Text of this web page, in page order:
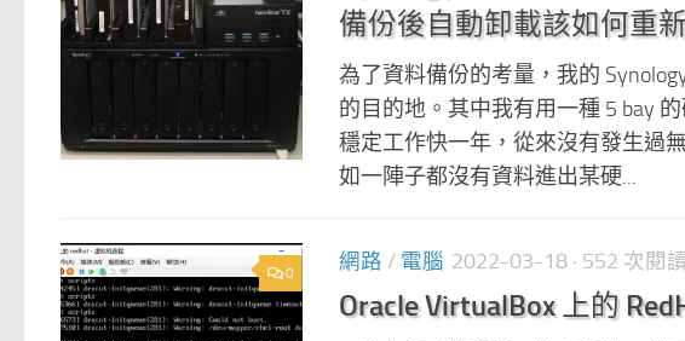
備份後自動卸載該如何重
為了資料備份的考量，我的
的目的地。其中我有用一種 5 bay
穩定工作快一年，從來沒有發生過
如一陣子都沒有資料進出某硬...
0 網路 / 電腦 2022-03-18 · 552 次閱
Oracle VirtualBox 上的